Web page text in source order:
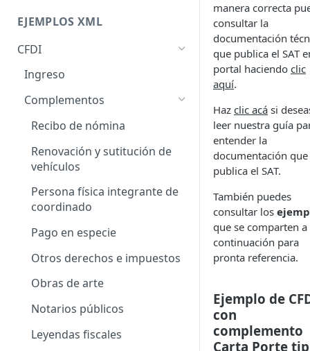
Asigna Timbres
Obtiene Timbres Disponibles
EJEMPLOS XML
CFDI
Ingreso
Complementos
Recibo de nómina
Renovación y sutitución de
vehículos
Persona física integrante de
coordinado
Pago en especie
Otros derechos e impuestos
Obras de arte
Notarios públicos
Leyendas fiscales
manera correcta
consultar la
documentación
que publica el SAT
portal haciendo clic
aquí.
Haz clic acá si
leer nuestra guía
entender la
documentación que
publica el SAT.
También puedes
consultar los
que se comparten a
continuación para
pronta referencia.
Ejemplo de
con
complemento
Carta Porte